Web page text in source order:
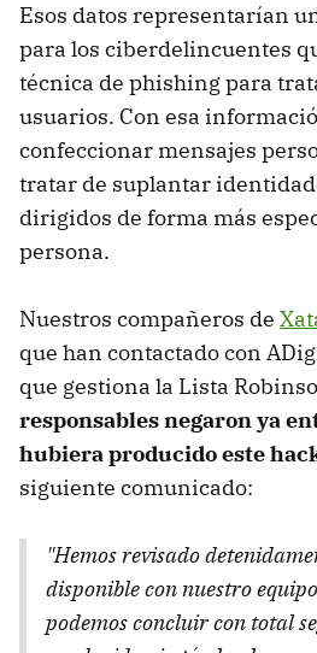
Esos datos representarían
para los ciberdelincuentes
técnica de phishing para
usuarios. Con esa
confeccionar mensajes
tratar de suplantar
dirigidos de forma más
persona.
Nuestros compañeros de
que han contactado con
que gestiona la Lista
responsables negaron ya
hubiera producido este
siguiente comunicado:
"Hemos revisado
disponible con nuestro
podemos concluir con total